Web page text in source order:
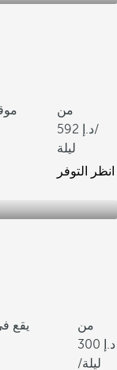
من
592
/
ليلة
انظر التوفر
يقع
من
300
/ليلة